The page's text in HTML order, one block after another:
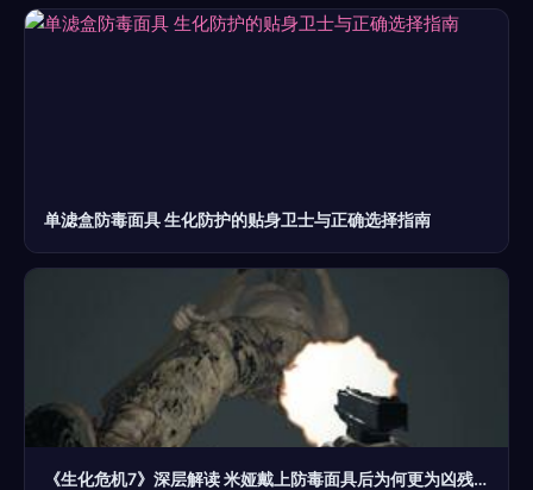
单滤盒防毒面具 生化防护的贴身卫士与正确选择指南
《生化危机7》深层解读 米娅戴上防毒面具后为何更为凶残？